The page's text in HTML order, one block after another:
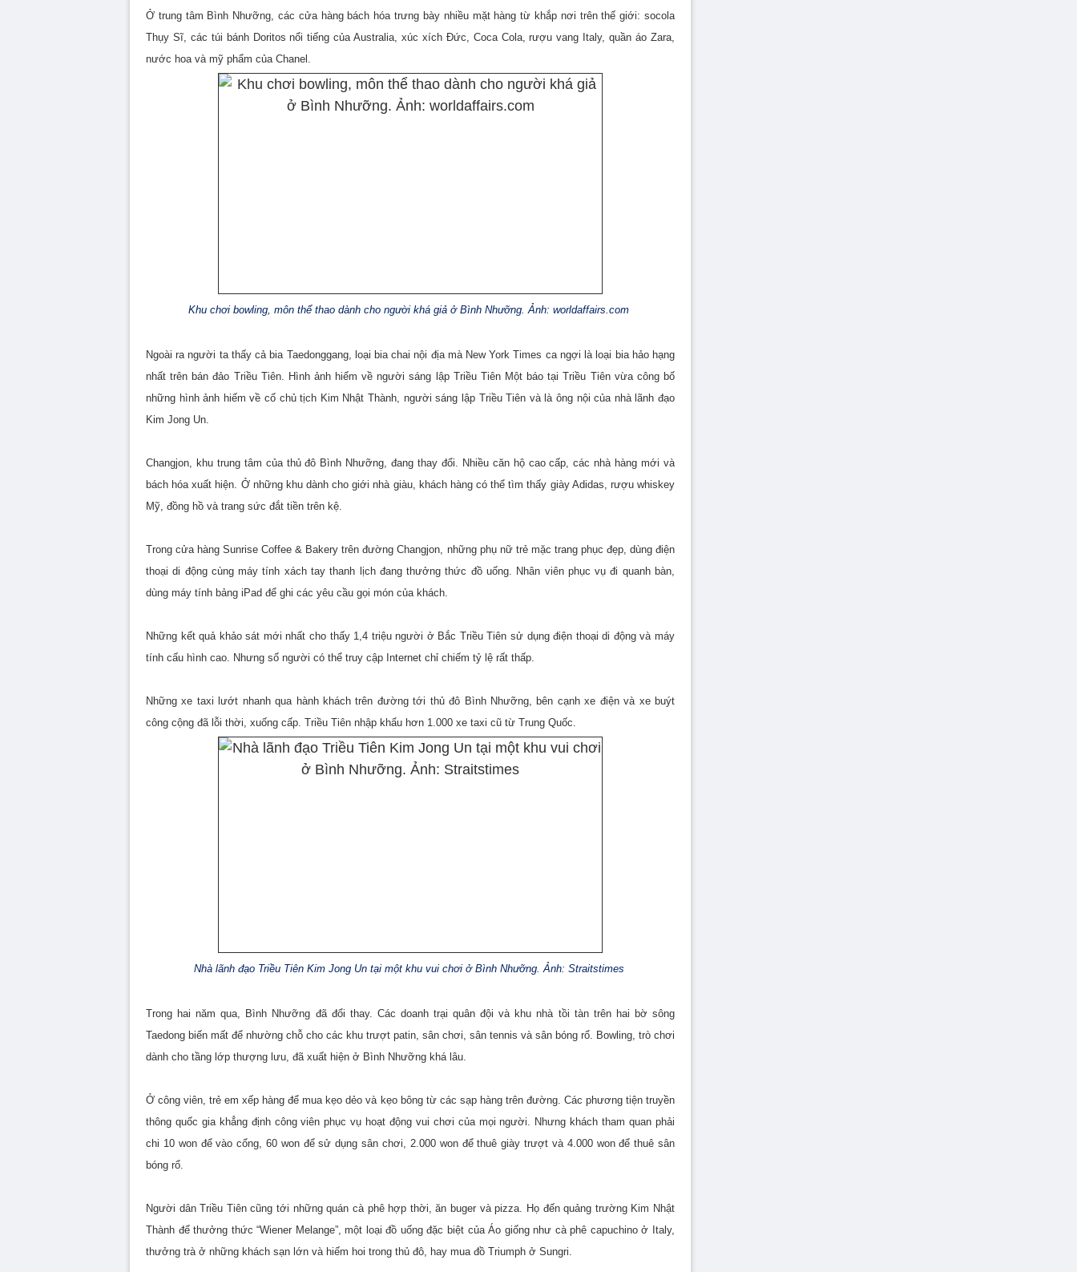
Ở trung tâm Bình Nhưỡng, các cửa hàng bách hóa trưng bày nhiều mặt hàng từ khắp nơi trên thế giới: socola
Thụy Sĩ, các túi bánh Doritos nổi tiếng của Australia, xúc xích Đức, Coca Cola, rượu vang Italy, quần áo Zara,
nước hoa và mỹ phẩm của Chanel.
Khu chơi bowling, môn thể thao dành cho người khá giả ở Bình Nhưỡng. Ảnh: worldaffairs.com
Ngoài ra người ta thấy cả bia Taedonggang, loại bia chai nội địa mà New York Times ca ngợi là loại bia hảo hạng
nhất trên bán đảo Triều Tiên. Hình ảnh hiếm về người sáng lập Triều Tiên Một báo tại Triều Tiên vừa công bố
những hình ảnh hiếm về cố chủ tịch Kim Nhật Thành, người sáng lập Triều Tiên và là ông nội của nhà lãnh đạo
Kim Jong Un.
Changjon, khu trung tâm của thủ đô Bình Nhưỡng, đang thay đổi. Nhiều căn hộ cao cấp, các nhà hàng mới và
bách hóa xuất hiện. Ở những khu dành cho giới nhà giàu, khách hàng có thể tìm thấy giày Adidas, rượu whiskey
Mỹ, đồng hồ và trang sức đắt tiền trên kệ.
Trong cửa hàng Sunrise Coffee & Bakery trên đường Changjon, những phụ nữ trẻ mặc trang phục đẹp, dùng điện
thoại di động cùng máy tính xách tay thanh lịch đang thưởng thức đồ uống. Nhân viên phục vụ đi quanh bàn,
dùng máy tính bảng iPad để ghi các yêu cầu gọi món của khách.
Những kết quả khảo sát mới nhất cho thấy 1,4 triệu người ở Bắc Triều Tiên sử dụng điện thoại di động và máy
tính cấu hình cao. Nhưng số người có thể truy cập Internet chỉ chiếm tỷ lệ rất thấp.
Những xe taxi lướt nhanh qua hành khách trên đường tới thủ đô Bình Nhưỡng, bên cạnh xe điện và xe buýt
công cộng đã lỗi thời, xuống cấp. Triều Tiên nhập khẩu hơn 1.000 xe taxi cũ từ Trung Quốc.
Nhà lãnh đạo Triều Tiên Kim Jong Un tại một khu vui chơi ở Bình Nhưỡng. Ảnh: Straitstimes
Trong hai năm qua, Bình Nhưỡng đã đổi thay. Các doanh trại quân đội và khu nhà tồi tàn trên hai bờ sông
Taedong biến mất để nhường chỗ cho các khu trượt patin, sân chơi, sân tennis và sân bóng rổ. Bowling, trò chơi
dành cho tầng lớp thượng lưu, đã xuất hiện ở Bình Nhưỡng khá lâu.
Ở công viên, trẻ em xếp hàng để mua kẹo dẻo và kẹo bông từ các sạp hàng trên đường. Các phương tiện truyền
thông quốc gia khẳng định công viên phục vụ hoạt động vui chơi của mọi người. Nhưng khách tham quan phải
chi 10 won để vào cổng, 60 won để sử dụng sân chơi, 2.000 won để thuê giày trượt và 4.000 won để thuê sân
bóng rổ.
Người dân Triều Tiên cũng tới những quán cà phê hợp thời, ăn buger và pizza. Họ đến quảng trường Kim Nhật
Thành để thưởng thức “Wiener Melange”, một loại đồ uống đặc biệt của Áo giống như cà phê capuchino ở Italy,
thưởng trà ở những khách sạn lớn và hiếm hoi trong thủ đô, hay mua đồ Triumph ở Sungri.